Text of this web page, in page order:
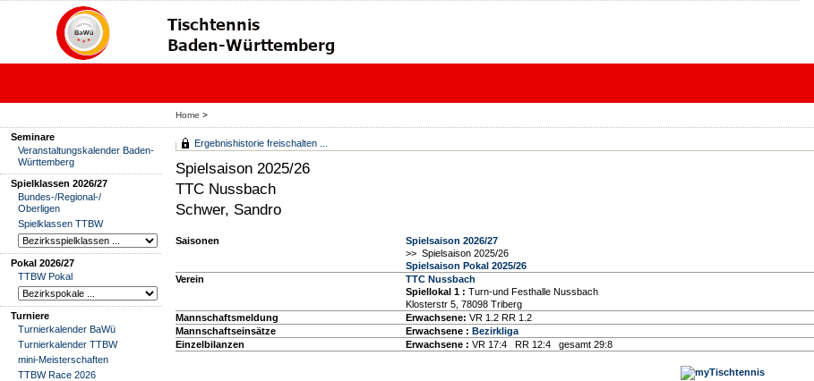
Home >
Seminare
Veranstaltungskalender Baden-
Württemberg
Spielklassen 2026/27
Bundes-/Regional-/
Oberligen
Spielklassen TTBW
Pokal 2026/27
TTBW Pokal
Turniere
Turnierkalender BaWü
Turnierkalender TTBW
mini-Meisterschaften
TTBW Race 2026
Ergebnishistorie freischalten ...
Spielsaison 2025/26
TTC Nussbach
Schwer, Sandro
Saisonen
Spielsaison 2026/27
>> Spielsaison 2025/26
Spielsaison Pokal 2025/26
Verein
TTC Nussbach
Spiellokal 1 : Turn-und Festhalle Nussbach
Klosterstr 5, 78098 Triberg
Mannschaftsmeldung
Erwachsene: VR 1.2 RR 1.2
Mannschaftseinsätze
Erwachsene : Bezirkliga
Einzelbilanzen
Erwachsene : VR 17:4 RR 12:4 gesamt 29:8